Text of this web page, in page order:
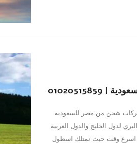
شحن من مصر للسعودية
لدول الخليج والدول العربية
اسرع وقت حيث نمتلك اسطول